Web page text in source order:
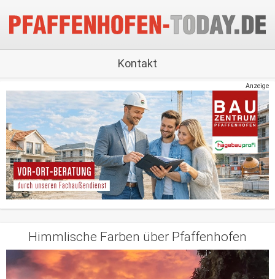
Kontakt
Anzeige
Himmlische Farben über Pfaffenhofen